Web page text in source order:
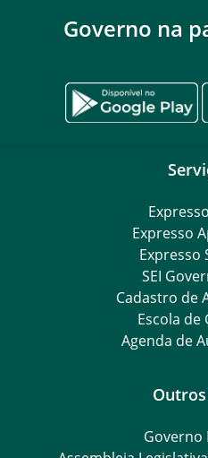
Governo na
Expresso
Expresso
SEI
Cadastro de
Escola de
Agenda de
Governo